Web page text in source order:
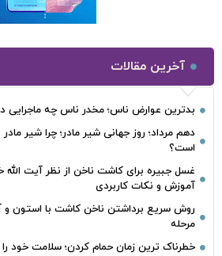
آخرین مقالات
بدترین عوارض ناس؛ مخدر ناس چه ماجرایی دارد
دهم مرداد؛ روز جهانی شیر مادر؛ چرا شیر مادر
است؟
غسل جبیره برای کاشت ناخن از نظر آیت الله
آموزش و نکات کاربردی
روش سریع برداشتن ناخن کاشت با استون و
مرحله
خطرناک‌ ترین زمان‌ حمام کردن؛ سلامت خود را به